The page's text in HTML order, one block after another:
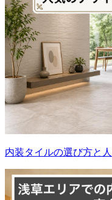
内装タイルの選び方と